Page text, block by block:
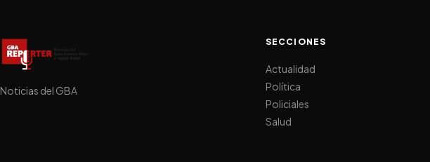
Noticias del GBA
SECCIONES
Actualidad
Política
Policiales
Salud